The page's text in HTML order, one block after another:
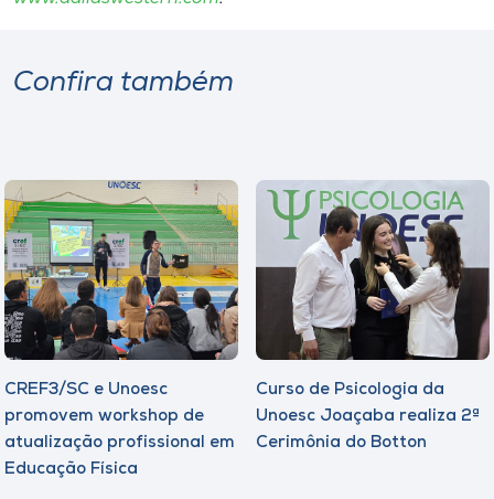
Confira também
CREF3/SC e Unoesc
promovem workshop de
atualização profissional em
Educação Física
Curso de Psicologia da
Unoesc Joaçaba realiza 2ª
Cerimônia do Botton